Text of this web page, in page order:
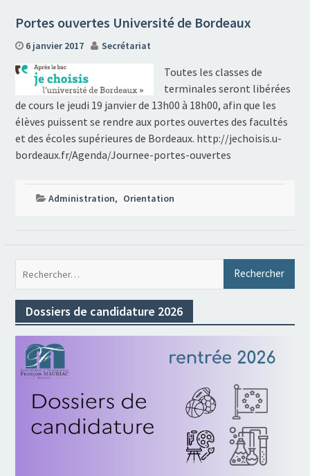
Portes ouvertes Université de Bordeaux
6 janvier 2017 Secrétariat
Toutes les classes de
terminales seront libérées
de cours le jeudi 19 janvier de 13h00 à 18h00, afin que les
élèves puissent se rendre aux portes ouvertes des facultés
et des écoles supérieures de Bordeaux. http://jechoisis.u-
bordeaux.fr/Agenda/Journee-portes-ouvertes
Administration, Orientation
Dossiers de candidature 2026